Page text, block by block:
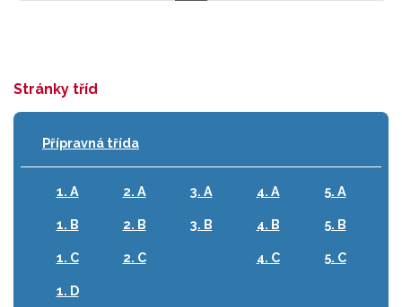
Stránky tříd
Přípravná třída
1. A
1. B
1. C
1. D
2. A
2. B
2. C
3. A
3. B
4. A
4. B
4. C
5. A
5. B
5. C